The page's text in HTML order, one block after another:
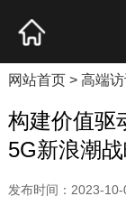
网站首页> 高端
构建价值驱
5G新浪潮
发布时间：2023-